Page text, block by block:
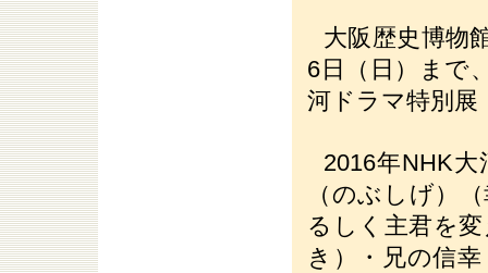
大阪歴史博物
6日（日）まで
河ドラマ特別展
2016年NHK
（のぶしげ）
るしく主君を
き）・兄の信